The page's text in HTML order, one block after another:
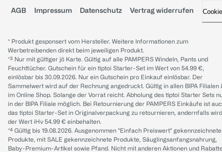
AGB Impressum Datenschutz Vertrag widerrufen
* Produkt gesponsert vom Hersteller. Weitere Informationen zum
Werbetreibenden direkt beim jeweiligen Produkt.
*³ Nur mit gültiger jö Karte. Gültig auf alle PAMPERS Windeln, Pants und
Feuchttücher. Gutschein für ein tiptoi Starter-Set im Wert von 54.99 €,
einlösbar bis 30.09.2026. Nur ein Gutschein pro Einkauf einlösbar. Der
Sammelwert wird auf der Rechnung angedruckt. Gültig in allen BIPA Filialen
im Online Shop. Solange der Vorrat reicht. Abholung des tiptoi Starter Sets
in der BIPA Filiale möglich. Bei Retournierung der PAMPERS Einkäufe ist
das tiptoi Starter-Set in Originalverpackung zu retournieren, andernfalls wird
der Wert iHv 54.99 € einbehalten.
*⁴ Gültig bis 19.08.2026. Ausgenommen "Einfach Preiswert" gekennzeichnete
Produkte, mit SALE gekennzeichnete Produkte, Säuglingsanfangsnahrung,
Baby-Premium-Artikel sowie Pfand. Nicht mit anderen Aktionen und